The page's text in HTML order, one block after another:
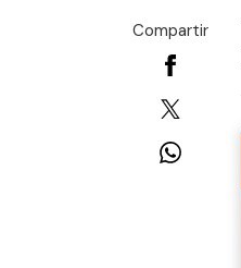
Compartir